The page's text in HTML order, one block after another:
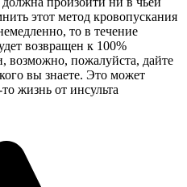
этот метод кровопускания
то в течение
возвращен к 100%
возможно, пожалуйста, дайте
вы знаете. Это может
жизнь от инсульта